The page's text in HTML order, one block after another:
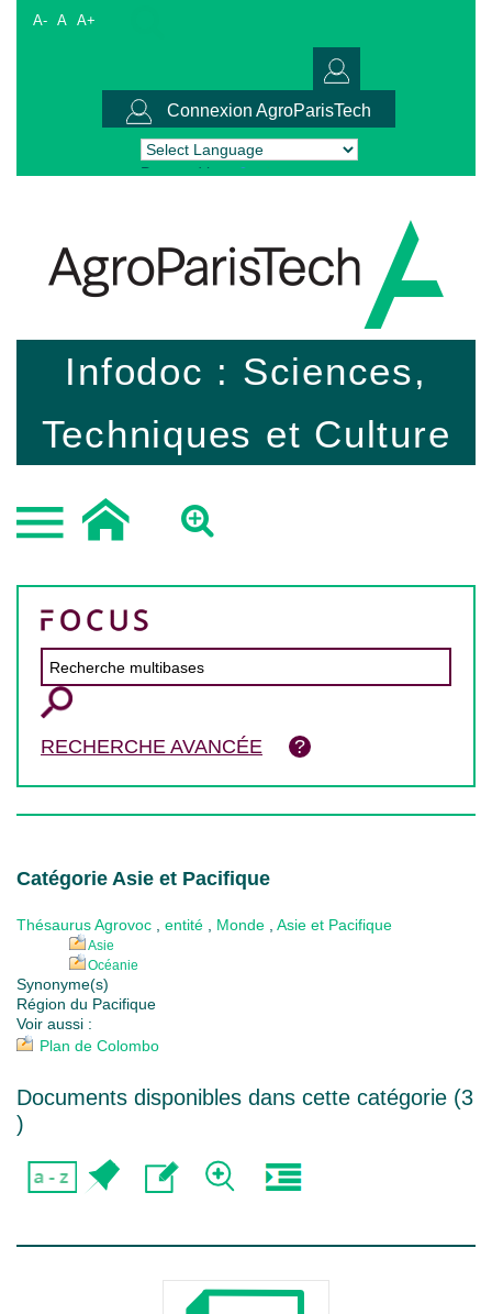
A- A A+
Connexion AgroParisTech
Powered by Translate
Infodoc : Sciences,
Techniques et Culture
RECHERCHE AVANCÉE
Catégorie Asie et Pacifique
Thésaurus Agrovoc entité Monde Asie et Pacifique
Asie
Océanie
Synonyme(s)
Région du Pacifique
Voir aussi :
Plan de Colombo
Documents disponibles dans cette catégorie (3
)